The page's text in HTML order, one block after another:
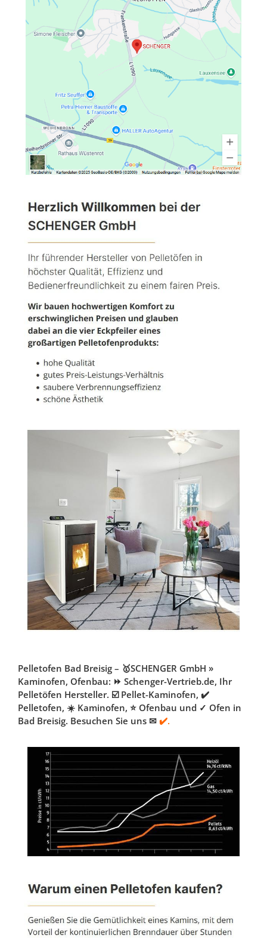
Pelletofen Bad Breisig – 🥇SCHENGER GmbH »
Kaminofen, Ofenbau: ⏩ Schenger-Vertrieb.de, Ihr
Pelletöfen Hersteller. ☑️ Pellet-Kaminofen, ✔️
Pelletofen, ☀️ Kaminofen, ⭐ Ofenbau und ✓ Ofen in
Bad Breisig. Besuchen Sie uns ✉ ✔️.